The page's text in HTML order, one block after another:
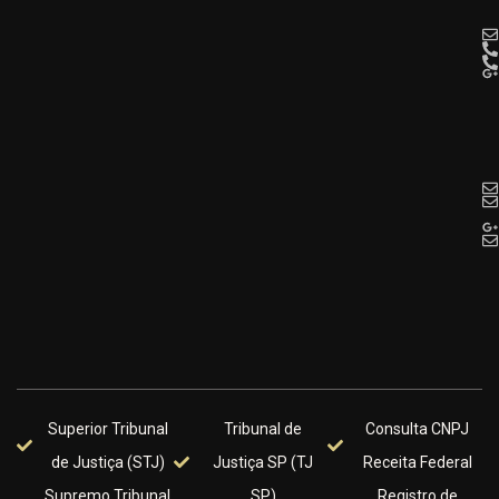
Superior Tribunal
de Justiça (STJ)
Supremo Tribunal
Tribunal de
Justiça SP (TJ
SP)
Consulta CNPJ
Receita Federal
Registro de